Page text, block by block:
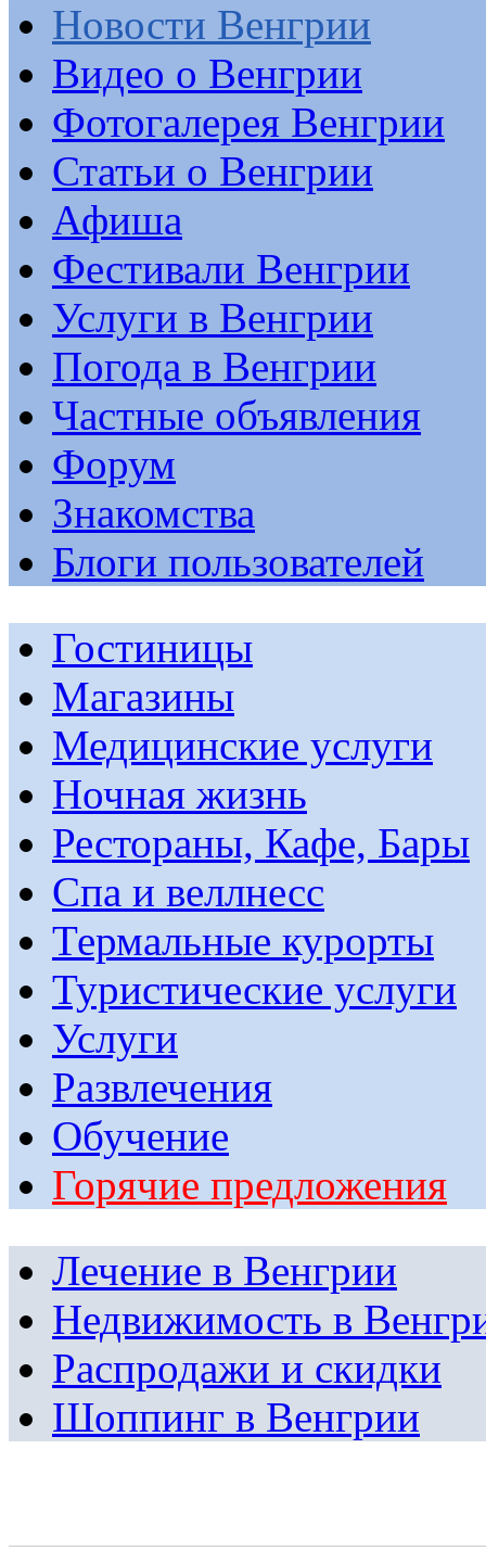
Новости Венгрии
Видео о Венгрии
Фотогалерея Венгрии
Статьи о Венгрии
Афиша
Фестивали Венгрии
Услуги в Венгрии
Погода в Венгрии
Частные объявления
Форум
Знакомства
Блоги пользователей
Гостиницы
Магазины
Медицинские услуги
Ночная жизнь
Рестораны, Кафе, Бары
Спа и веллнесс
Термальные курорты
Туристические услуги
Услуги
Развлечения
Обучение
Горячие предложения
Лечение в Венгрии
Недвижимость в
Распродажи и скидки
Шоппинг в Венгрии